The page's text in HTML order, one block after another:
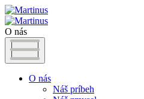
O nás
O nás
Náš príbeh